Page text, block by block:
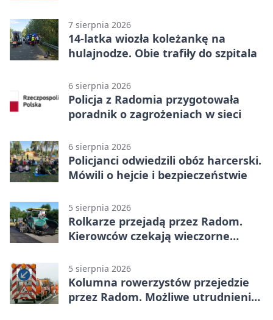
7 sierpnia 2026
14-latka wiozła koleżankę na
hulajnodze. Obie trafiły do szpitala
6 sierpnia 2026
Policja z Radomia przygotowała
poradnik o zagrożeniach w sieci
6 sierpnia 2026
Policjanci odwiedzili obóz harcerski.
Mówili o hejcie i bezpieczeństwie
5 sierpnia 2026
Rolkarze przejadą przez Radom.
Kierowców czekają wieczorne
5 sierpnia 2026
Kolumna rowerzystów przejedzie
przez Radom. Możliwe utrudnienia